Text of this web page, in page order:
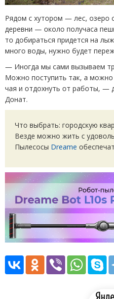
Рядом с хутором — лес, озеро
деревни — около получаса
то добираться придется на
много воды, нужно будет
— Иногда мы сами вызываем
Можно поступить так, а
чая и отдохнуть от работы, —
Донат.
Что выбрать: городскую
Везде можно жить с
Пылесосы Dreame